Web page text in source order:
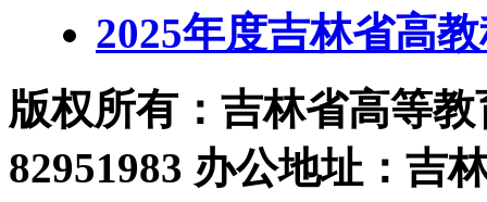
2025年度吉林省高
版权所有：吉林省高等
82951983 办公地址：吉